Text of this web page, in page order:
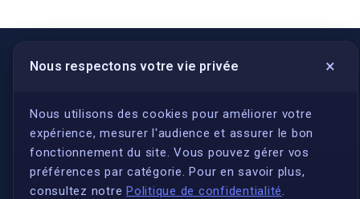
Nous respectons votre vie privée ×
Nous utilisons des cookies pour améliorer votre
expérience, mesurer l'audience et assurer le bon
fonctionnement du site. Vous pouvez gérer vos
préférences par catégorie. Pour en savoir plus,
consultez notre Politique de confidentialité.
LIENS UTILES
S'inscrire
Qui sommes-nous ?
Conformité
Annuaires des traducteurs assermentés